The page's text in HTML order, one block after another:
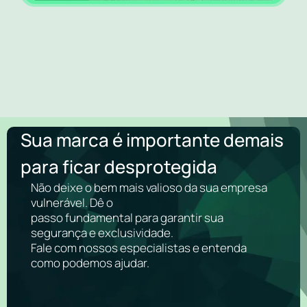
Sua marca é importante demais
para ficar desprotegida
Não deixe o bem mais valioso da sua empresa
vulnerável. Dê o
passo fundamental para garantir sua
segurança e exclusividade.
Fale com nossos especialistas e entenda
como podemos ajudar.